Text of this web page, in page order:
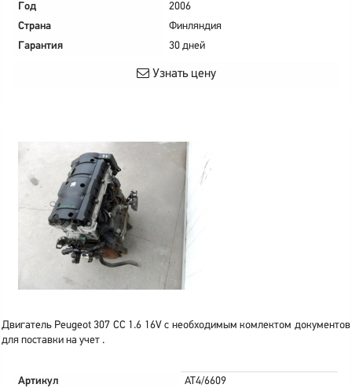
Год
2006
Страна
Финляндия
Гарантия
30 дней
Узнать цену
Двигатель Peugeot 307 CC 1.6 16V с необходимым комлектом документов
для поставки на учет .
Артикул
AT4/6609